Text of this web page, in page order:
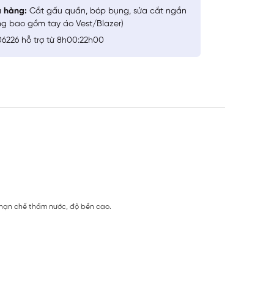
hàng: Cắt gấu quần, bóp bụng, sửa cắt ngắn
bao gồm tay áo Vest/Blazer)
hỗ trợ từ 8h00:22h00
chế thấm nước, độ bền cao.